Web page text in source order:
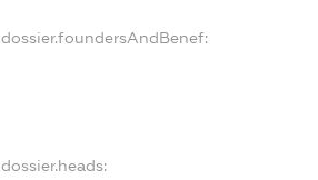
dossier.foundersAndBenef:
dossier.heads: